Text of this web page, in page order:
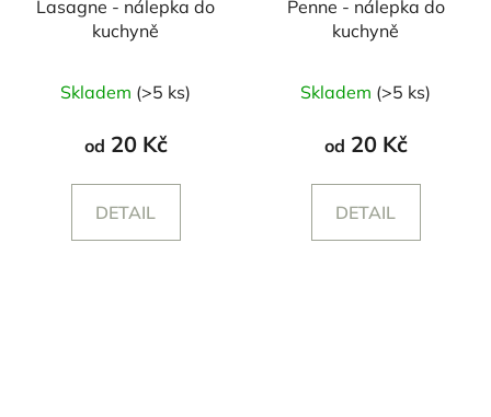
Lasagne - nálepka do
kuchyně
Skladem (>5 ks)
od 20 Kč
DETAIL
Penne - nálepka do
kuchyně
Skladem (>5 ks)
od 20 Kč
DETAIL